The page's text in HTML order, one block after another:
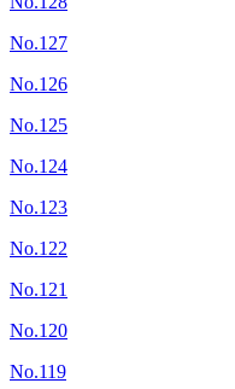
No.127
No.126
No.125
No.124
No.123
No.122
No.121
No.120
No.119